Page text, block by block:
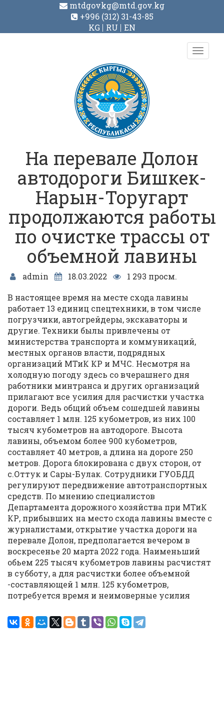
mtdgovkg@mtd.gov.kg
+996 (312) 31-43-85
KG
RU EN
Toggle
На перевале Долон
автодороги Бишкек-
Нарын-Торугарт
продолжаются работы
по очистке трассы от
объемной лавины
admin 18.03.2022
1 293 просм.
В настоящее время на месте схода лавины
работает 13 единиц спецтехники, в том числе
погрузчики, автогрейдеры, экскаваторы и
другие. Техники былы привлечены от
министерства транспорта и коммуникаций,
местных органов власти, подрядных
организаций МТиК КР и МЧС. Несмотря на
холодную погоду здесь со вчерашнего дня
работники минтранса и других организаций
прилагают все усилия для расчистки участка
дороги. Ведь общий объем сошедшей лавины
составляет 1 млн. 125 кубометров, из них 100
тысяч кубометров на автодороге. Высота
лавины, объемом более 900 кубометров,
составляет 40 метров, а длина на дороге 250
метров. Дорога блокирована с двух сторон, от
с.Оттук и Сары-Булак. Сотрудники ГУОБДД
регулируют передвижение автотранспортных
средств. По мнению специалистов
Департамента дорожного хозяйства при МТиК
КР, прибывших на место схода лавины вместе с
журналистами, открытие участка дороги на
перевале Долон, предполагается вечером в
воскресенье 20 марта 2022 года. Наименьший
обьем 225 тысяч кубометров лавины расчистят
в субботу, а для расчистки более объемной
-составляющей 1 млн. 125 кубометров,
потребуется время и неимоверные усилия